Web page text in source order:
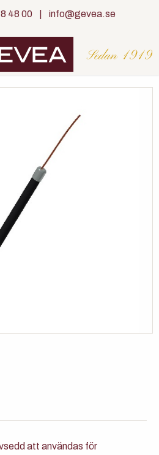
48 00 info@gevea.se
att användas för